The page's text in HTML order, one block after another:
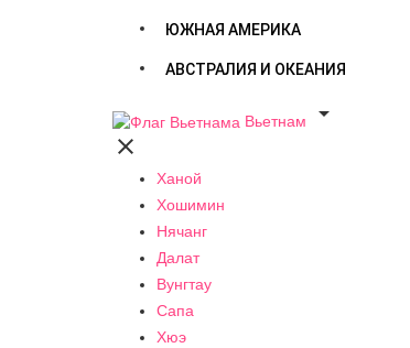
ЮЖНАЯ АМЕРИКА
АВСТРАЛИЯ И ОКЕАНИЯ
Вьетнам


Ханой
Хошимин
Нячанг
Далат
Вунгтау
Сапа
Хюэ